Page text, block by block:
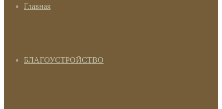
Главная
БЛАГОУСТРОЙСТВО